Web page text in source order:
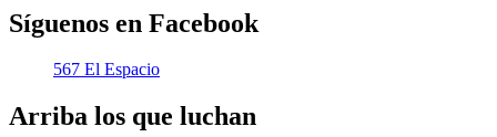
Síguenos en Facebook
567 El Espacio
Arriba los que luchan